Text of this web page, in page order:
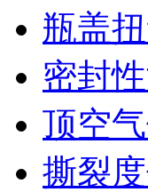
瓶盖
密封
顶空
撕裂